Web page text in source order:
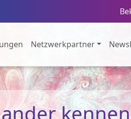
Netzwerkpartner
kennen